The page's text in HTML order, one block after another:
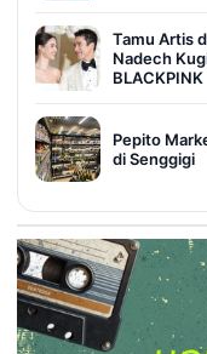
Tamu Artis
Nadech
BLACKPINK
Pepito
di Senggigi